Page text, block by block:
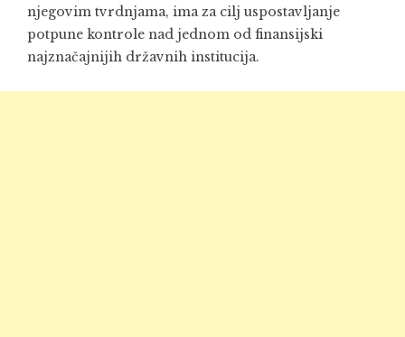
njegovim tvrdnjama, ima za cilj uspostavljanje
potpune kontrole nad jednom od finansijski
najznačajnijih državnih institucija.